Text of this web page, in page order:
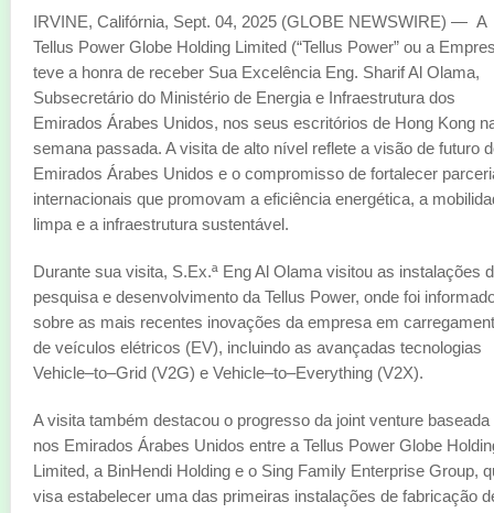
IRVINE, Califórnia, Sept. 04, 2025 (GLOBE NEWSWIRE) — A
Tellus Power Globe Holding Limited (“Tellus Power” ou a
teve a honra de receber Sua Excelência Eng. Sharif Al Olama,
Subsecretário do Ministério de Energia e Infraestrutura dos
Emirados Árabes Unidos, nos seus escritórios de Hong Kong
semana passada. A visita de alto nível reflete a visão de futuro
Emirados Árabes Unidos e o compromisso de fortalecer
internacionais que promovam a eficiência energética, a
limpa e a infraestrutura sustentável.
Durante sua visita, S.Ex.ª Eng Al Olama visitou as instalações
pesquisa e desenvolvimento da Tellus Power, onde foi
sobre as mais recentes inovações da empresa em
de veículos elétricos (EV), incluindo as avançadas tecnologias
Vehicle–to–Grid (V2G) e Vehicle–to–Everything (V2X).
A visita também destacou o progresso da joint venture baseada
nos Emirados Árabes Unidos entre a Tellus Power Globe
Limited, a BinHendi Holding e o Sing Family Enterprise Group,
visa estabelecer uma das primeiras instalações de fabricação